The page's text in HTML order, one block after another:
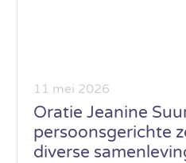
11 mei 2026
Oratie Jeanine
persoonsgerichte
diverse